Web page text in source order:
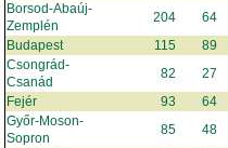
Borsod-Abaúj-
Zemplén
204 64
Budapest
115 89
Csongrád-
Csanád
82 27
Fejér
93 64
Győr-Moson-
Sopron
85 48